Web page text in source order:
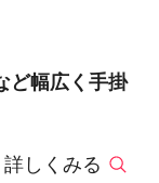
ど幅広く手掛
詳しくみる